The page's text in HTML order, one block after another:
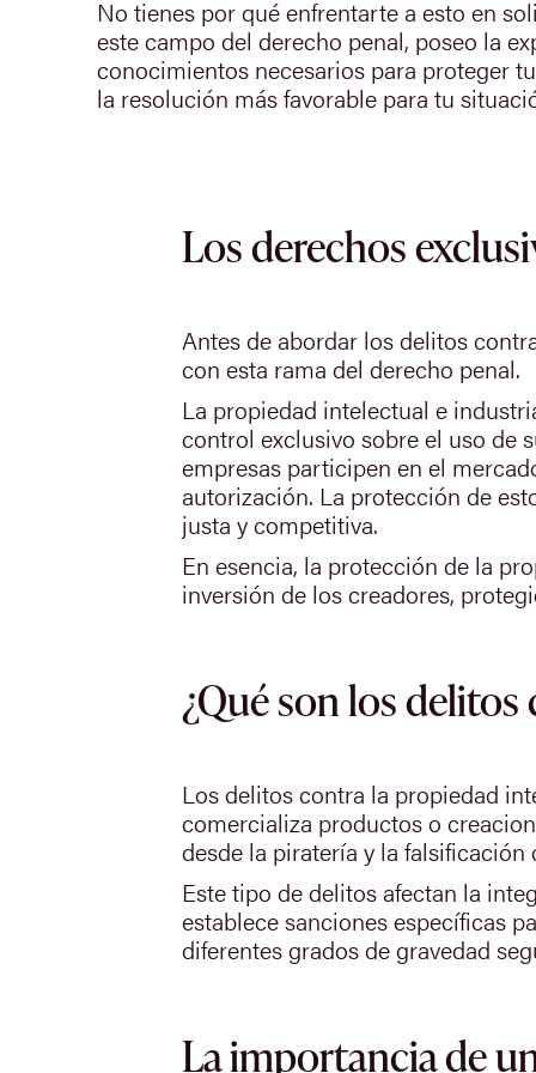
No tienes por qué enfrentarte a esto en
este campo del derecho penal, poseo la
conocimientos necesarios para proteger
la resolución más favorable para tu
Los derechos
Antes de abordar los delitos
con esta rama del derecho penal.
La propiedad intelectual e
control exclusivo sobre el uso de
empresas participen en el
autorización. La protección de
justa y competitiva.
En esencia, la protección de la
inversión de los creadores,
¿Qué son los
Los delitos contra la propiedad
comercializa productos o
desde la piratería y la
Este tipo de delitos afectan la
establece sanciones específicas
diferentes grados de gravedad
La importancia de